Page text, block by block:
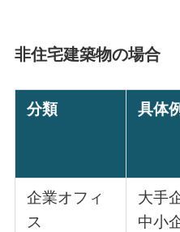
非住宅建築物の場合
分類 具体
企業オフィ
ス
大手
中小